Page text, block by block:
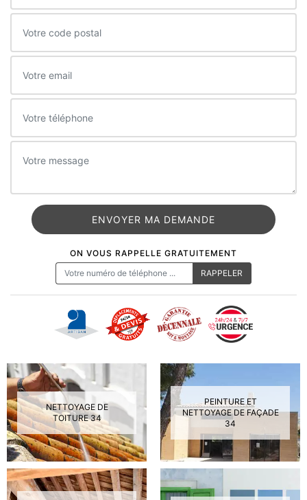
ON VOUS RAPPELLE GRATUITEMENT
NETTOYAGE DE
TOITURE 34
PEINTURE ET
NETTOYAGE DE FAÇADE
34